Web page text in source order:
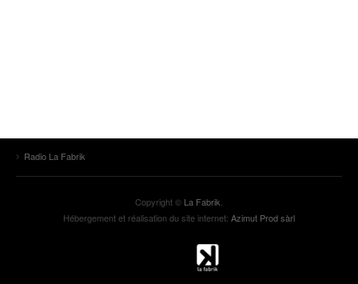
Radio La Fabrik
Copyright © La Fabrik
Hébergement et réalisation du site internet: Azimut Prod sàrl